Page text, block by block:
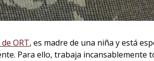
ORT, es madre de una niña y está
Para ello, trabaja incansablemente